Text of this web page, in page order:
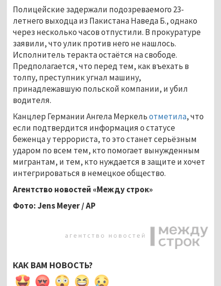
Полицейские задержали подозреваемого 23-
летнего выходца из Пакистана Наведа Б., однако
через несколько часов отпустили. В прокуратуре
заявили, что улик против него не нашлось.
Исполнитель теракта остаётся на свободе.
Предполагается, что перед тем, как въехать в
толпу, преступник угнал машину,
принадлежавшую польской компании, и убил
водителя.
Канцлер Германии Ангела Меркельотметила, что
если подтвердится информация о статусе
беженца у террориста, то это станет серьёзным
ударом по всем тем, кто помогает вынужденным
мигрантам, и тем, кто нуждается в защите и хочет
интегрироваться в немецкое общество.
Агентство новостей «Между строк»
Фото: Jens Meyer / AP
КАК ВАМ НОВОСТЬ?